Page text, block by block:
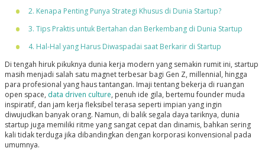
2. Kenapa Penting Punya Strategi Khusus di Dunia Startup?
3. Tips Praktis untuk Bertahan dan Berkembang di Dunia Startup
4. Hal-Hal yang Harus Diwaspadai saat Berkarir di Startup
Di tengah hiruk pikuknya dunia kerja modern yang semakin rumit ini, startup
masih menjadi salah satu magnet terbesar bagi Gen Z, millennial, hingga
para profesional yang haus tantangan. Imaji tentang bekerja di ruangan
open space, data driven culture, penuh ide gila, bertemu founder muda
inspiratif, dan jam kerja fleksibel terasa seperti impian yang ingin
diwujudkan banyak orang. Namun, di balik segala daya tariknya, dunia
startup juga memiliki ritme yang sangat cepat dan dinamis, bahkan sering
kali tidak terduga jika dibandingkan dengan korporasi konvensional pada
umumnya.